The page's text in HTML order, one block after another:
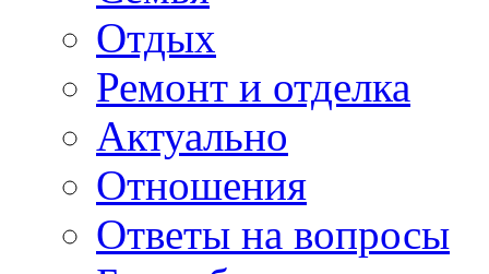
Отдых
Ремонт и отделка
Актуально
Отношения
Ответы на вопросы